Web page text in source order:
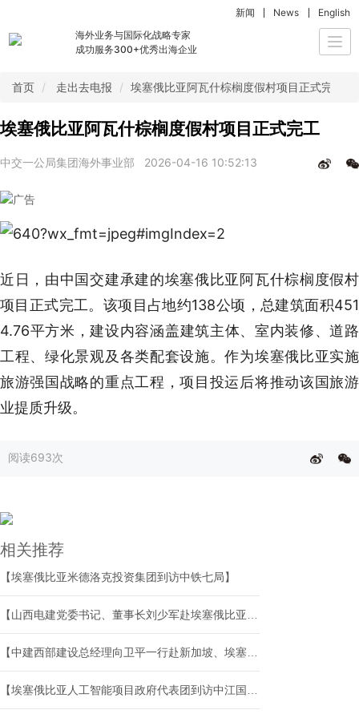
海外业务与国际化战略专家
成功服务300+优秀出海企业
新闻 News English
首页 走出去电报 埃塞俄比亚阿瓦什棕榈度假村项目正式完工
埃塞俄比亚阿瓦什棕榈度假村项目正式完工
中交一公局集团海外事业部 2026-04-16 10:52:13
近日，由中国交建承建的埃塞俄比亚阿瓦什棕榈度假村
项目正式完工。该项目占地约138公顷，总建筑面积451
4.76平方米，建设内容涵盖建筑主体、室内装修、道路
工程、绿化景观及各类配套设施。作为埃塞俄比亚实施
旅游强国战略的重点工程，项目投运后将推动该国旅游
业提质升级。
阅读693次
相关推荐
【埃塞俄比亚米德洛克投资集团到访中铁七局】
【山西电建党委书记、董事长刘少军赴埃塞俄比亚开展系列商务活动】
【中建西部建设总经理向卫平一行赴新加坡、埃塞俄比亚短期工作】
【埃塞俄比亚人工智能项目政府代表团到访中江国际集团】